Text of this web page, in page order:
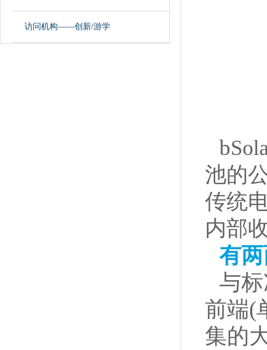
访问机构——创新/游学
b
池的
传统
内部
有
与
前端(
集的